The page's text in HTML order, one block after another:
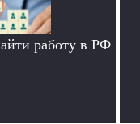
работу в РФ